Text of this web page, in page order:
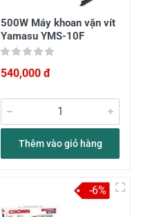
500W Máy khoan vặn vít
Yamasu YMS-10F
540,000 đ
Thêm vào giỏ hàng
-6%